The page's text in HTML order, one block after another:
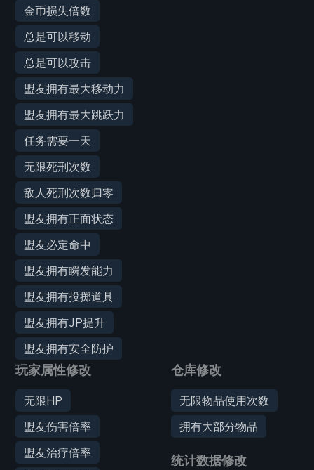
金币损失倍数
总是可以移动
总是可以攻击
盟友拥有最大移动力
盟友拥有最大跳跃力
任务需要一天
无限死刑次数
敌人死刑次数归零
盟友拥有正面状态
盟友必定命中
盟友拥有瞬发能力
盟友拥有投掷道具
盟友拥有JP提升
盟友拥有安全防护
玩家属性修改
无限HP
盟友伤害倍率
盟友治疗倍率
仓库修改
无限物品使用次数
拥有大部分物品
统计数据修改